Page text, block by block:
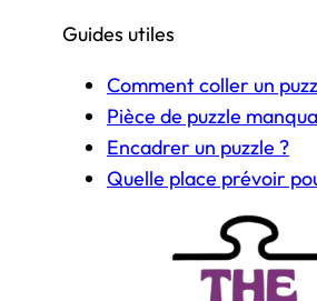
Guides utiles
Comment coller un
Pièce de puzzle
Encadrer un puzzle ?
Quelle place prévoir